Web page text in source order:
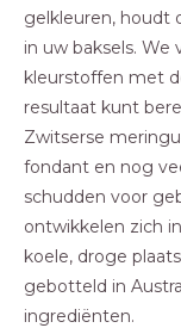
gelkleuren, houdt
in uw baksels. We
kleurstoffen met
resultaat kunt
Zwitserse
fondant en nog
schudden voor
ontwikkelen zich
koele, droge
gebotteld in
ingrediënten.